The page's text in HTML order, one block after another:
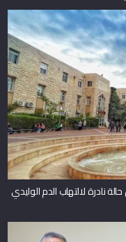
نادرة لالتهاب الدم الوليدي